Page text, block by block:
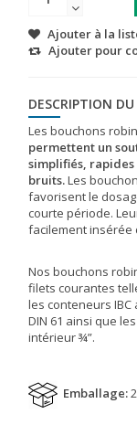
Ajouter à la
Ajouter pour
DESCRIPTION
Les bouchons
permettent un
simplifiés,
bruits.Les
favorisent le
courte période.
facilement insérée
Nos bouchons
filets courantes
les conteneurs IBC
DIN 61 ainsi que
intérieur ¾”.
Emballage: